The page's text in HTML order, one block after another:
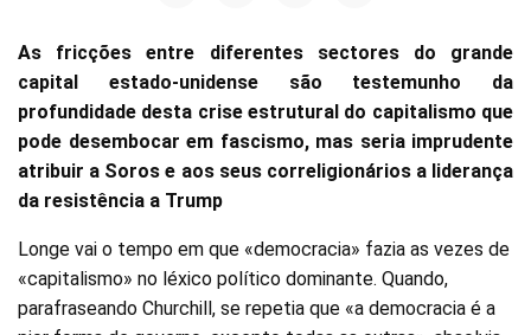
As fricções entre diferentes sectores do grande
capital estado-unidense são testemunho da
profundidade desta crise estrutural do capitalismo que
pode desembocar em fascismo, mas seria imprudente
atribuir a Soros e aos seus correligionários a liderança
da resistência a Trump
Longe vai o tempo em que «democracia» fazia as vezes de
«capitalismo» no léxico político dominante. Quando,
parafraseando Churchill, se repetia que «a democracia é a